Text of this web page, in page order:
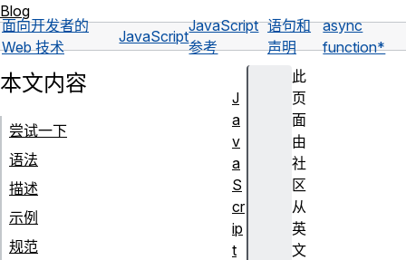
Blog
面向开发者的
Web 技术
JavaScript
JavaScript
参考
语句和
声明
async
function*
此
页
面
由
社
区
从
英
文
本文内容
尝试一下
语法
描述
示例
规范
J
a
v
a
S
cr
ip
t